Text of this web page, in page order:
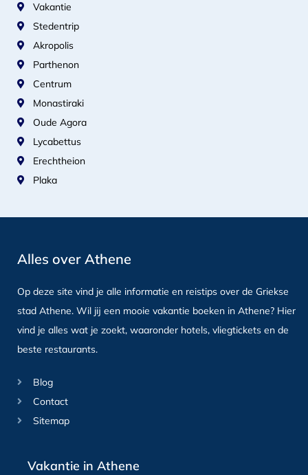
Vakantie
Stedentrip
Akropolis
Parthenon
Centrum
Monastiraki
Oude Agora
Lycabettus
Erechtheion
Plaka
Alles over Athene
Op deze site vind je alle informatie en reistips over de Griekse
stad Athene. Wil jij een mooie vakantie boeken in Athene? Hier
vind je alles wat je zoekt, waaronder hotels, vliegtickets en de
beste restaurants.
Blog
Contact
Sitemap
Vakantie in Athene